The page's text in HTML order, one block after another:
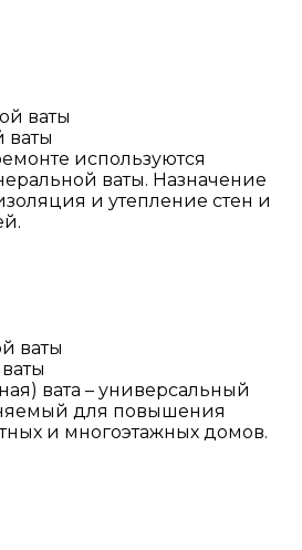
ваты
используются
ваты. Назначение
и утепление стен и
вата – универсальный
для повышения
и многоэтажных домов.